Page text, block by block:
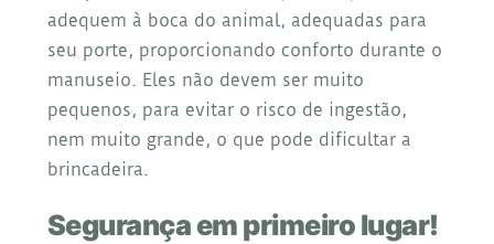
adequem à boca do animal, adequadas para
seu porte, proporcionando conforto durante o
manuseio. Eles não devem ser muito
pequenos, para evitar o risco de ingestão,
nem muito grande, o que pode dificultar a
brincadeira.
Segurança em primeiro lugar!